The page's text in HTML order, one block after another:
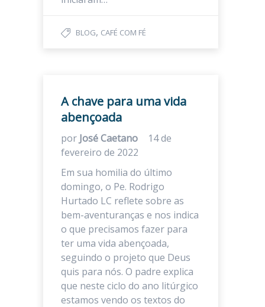
BLOG, CAFÉ COM FÉ
A chave para uma vida
abençoada
por José Caetano
14 de
fevereiro de 2022
Em sua homilia do último
domingo, o Pe. Rodrigo
Hurtado LC reflete sobre as
bem-aventuranças e nos indica
o que precisamos fazer para
ter uma vida abençoada,
seguindo o projeto que Deus
quis para nós. O padre explica
que neste ciclo do ano litúrgico
estamos vendo os textos do